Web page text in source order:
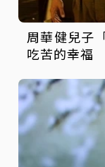
周華健兒子
吃苦的幸福